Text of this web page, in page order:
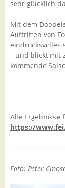
sehr glücklich
Mit dem
Auftritten von
eindrucksvolles
– und blickt mit
kommende
Alle Ergebnisse
https://
Foto: Peter